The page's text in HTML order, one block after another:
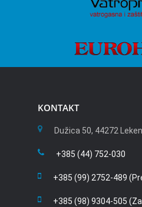
KONTAKT
Dužica 50, 44272
+385 (44) 752-030
+385 (99) 2752-489
+385 (98) 9304-505